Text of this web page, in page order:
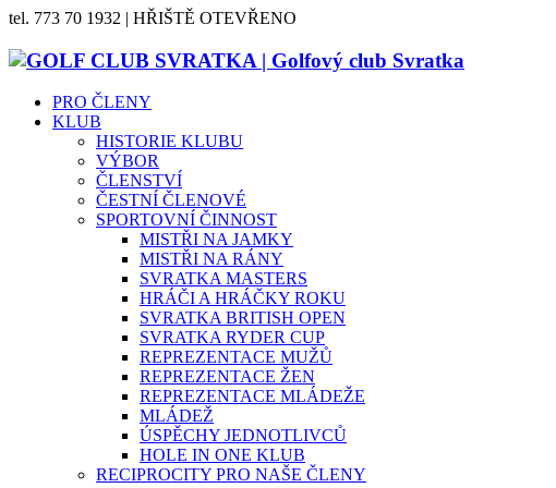
tel. 773 70 1932 | HŘIŠTĚ OTEVŘENO
PRO ČLENY
KLUB
HISTORIE KLUBU
VÝBOR
ČLENSTVÍ
ČESTNÍ ČLENOVÉ
SPORTOVNÍ ČINNOST
MISTŘI NA JAMKY
MISTŘI NA RÁNY
SVRATKA MASTERS
HRÁČI A HRÁČKY ROKU
SVRATKA BRITISH OPEN
SVRATKA RYDER CUP
REPREZENTACE MUŽŮ
REPREZENTACE ŽEN
REPREZENTACE MLÁDEŽE
MLÁDEŽ
ÚSPĚCHY JEDNOTLIVCŮ
HOLE IN ONE KLUB
RECIPROCITY PRO NAŠE ČLENY